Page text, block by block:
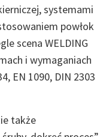
systemami
powłok
scena WELDING
i wymaganiach
EN 1090, DIN 2303
także